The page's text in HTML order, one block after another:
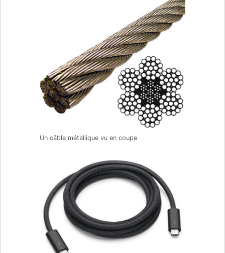
Un câble métallique vu en coupe